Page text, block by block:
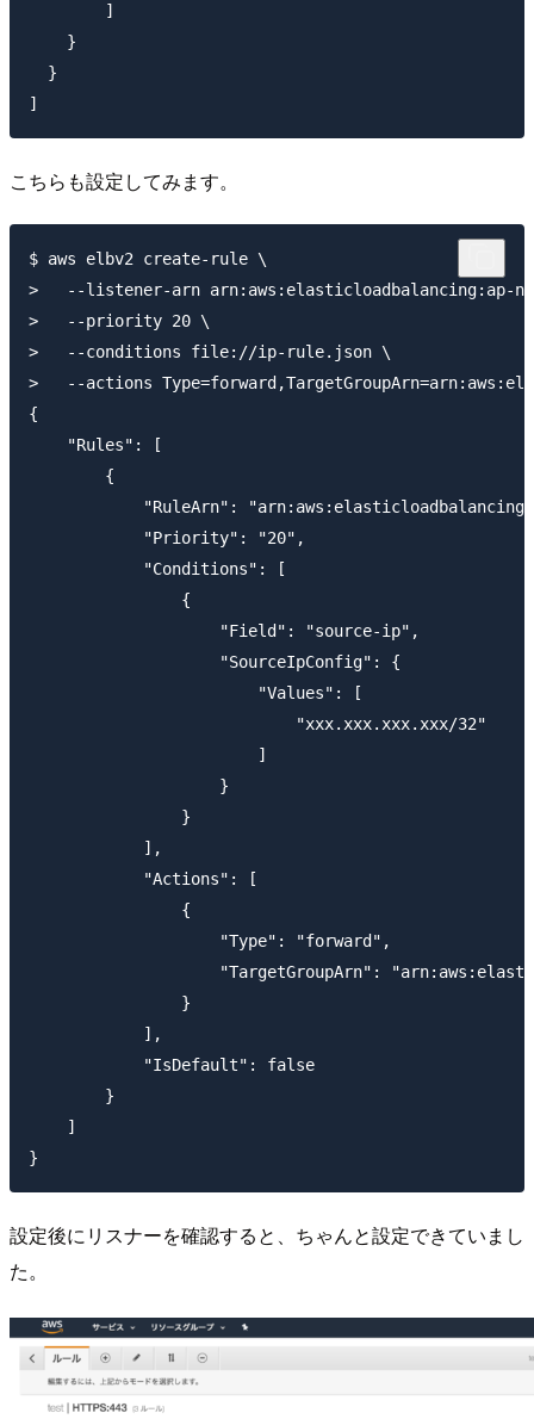
        ]
    }
  }
こちらも設定してみます。
$ aws elbv2 create-rule \
>   --listener-arn arn:aws:elasticloadbalancing:ap-
>   --priority 20 \
>   --conditions file://ip-rule.json \
>   --actions
{
    "Rules": [
        {
"RuleArn":
            "Priority": "20",
            "Conditions": [
                {
                    "Field": "source-ip",
                    "SourceIpConfig": {
                        "Values": [
                            "xxx.xxx.xxx.xxx/32"
                        ]
                    }
                }
            ],
            "Actions": [
                {
                    "Type": "forward",
"TargetGroupArn":
                }
            ],
            "IsDefault": false
        }
    ]
設定後にリスナーを確認すると、ちゃんと設定できていまし
た。